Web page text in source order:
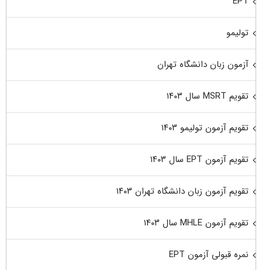
تولیمو
آزمون زبان دانشگاه تهران
تقویم MSRT سال ۱۴۰۳
تقویم آزمون تولیمو ۱۴۰۳
تقویم آزمون EPT سال ۱۴۰۳
تقویم آزمون زبان دانشگاه تهران ۱۴۰۳
تقویم آزمون MHLE سال ۱۴۰۳
نمره قبولی آزمون EPT